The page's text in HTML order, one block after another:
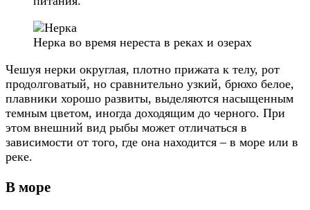
Нерка во время нереста в реках и озерах
Чешуя нерки округлая, плотно прижата к телу, рот
продолговатый, но сравнительно узкий, брюхо белое,
плавники хорошо развиты, выделяются насыщенным
темным цветом, иногда доходящим до черного. При
этом внешний вид рыбы может отличаться в
зависимости от того, где она находится – в море или в
реке.
В море